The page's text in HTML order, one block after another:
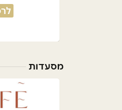
מסעדות